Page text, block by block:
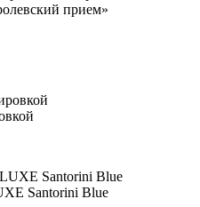
при­ем»
San­to­ri­ni Blue